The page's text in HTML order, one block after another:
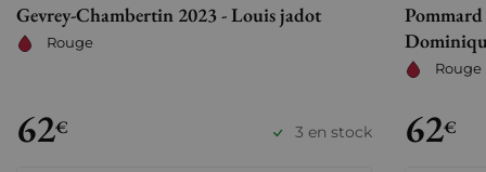
Gevrey-Chambertin 2023 - Louis jadot
Rouge
62€ 3 en stock
Rouge
62€